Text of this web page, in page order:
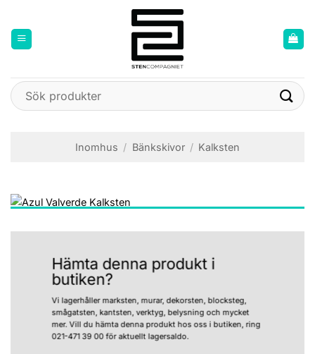
content
Sök
efter:
Inomhus / Bänkskivor / Kalksten
Hämta denna produkt i
butiken?
Vi lagerhåller marksten, murar, dekorsten, blocksteg,
smågatsten, kantsten, verktyg, belysning och mycket
mer. Vill du hämta denna produkt hos oss i butiken, ring
021-471 39 00 för aktuellt lagersaldo.